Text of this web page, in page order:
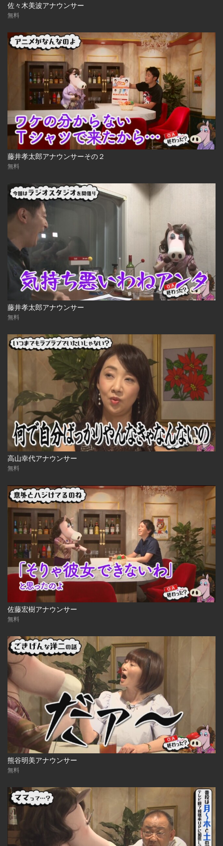
佐々木美波アナウンサー
無料
藤井孝太郎アナウンサーその２
無料
藤井孝太郎アナウンサー
無料
高山幸代アナウンサー
無料
佐藤宏樹アナウンサー
無料
熊谷明美アナウンサー
無料